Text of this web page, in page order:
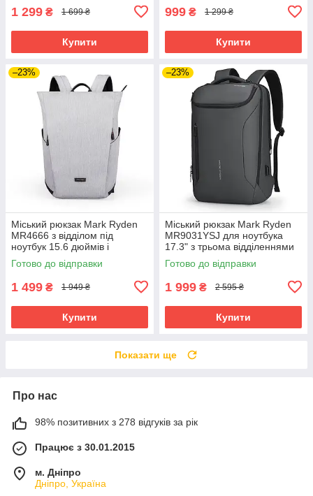
1 299 ₴ 1 699 ₴
Купити
999 ₴ 1 299 ₴
Купити
–23%
Міський рюкзак Mark Ryden
MR4666 з відділом під
ноутбук 15.6 дюймів і
планшет (Сірий)
Готово до відправки
1 499 ₴ 1 949 ₴
Купити
–23%
Міський рюкзак Mark Ryden
MR9031YSJ для ноутбука
17.3" з трьома відділеннями
(Сірий)
Готово до відправки
1 999 ₴ 2 595 ₴
Купити
Показати ще
Про нас
98% позитивних з 278 відгуків за рік
Працює з 30.01.2015
м. Дніпро
Дніпро, Україна